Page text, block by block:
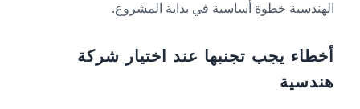
الهندسية خطوة أساسية في بداية المشروع.
أخطاء يجب تجنبها عند اختيار شركة
هندسية